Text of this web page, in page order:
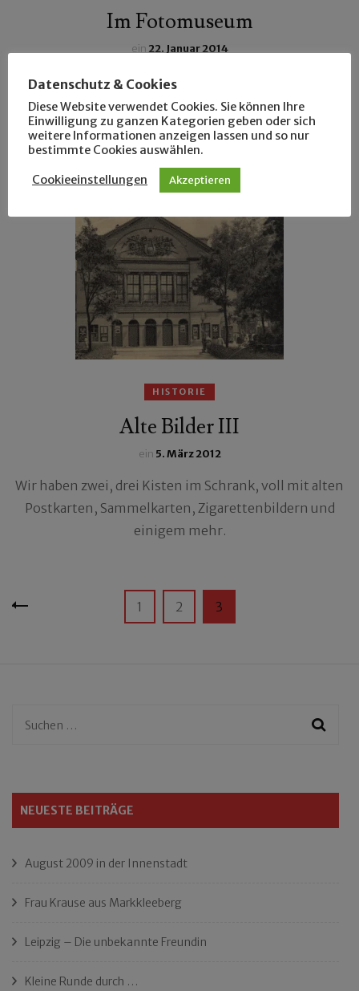
Im Fotomuseum
ein 22. Januar 2014
Herrliche Hinterhofszenen und Omis im
Hochhauscafé begeisterten uns im Fotomuseum auf
der Agra, das mit und ohne Günter Rösslers
Aktaufnahmen ein lohnendes Ziel ist.
HISTORIE
Alte Bilder III
ein 5. März 2012
Wir haben zwei, drei Kisten im Schrank, voll mit alten
Postkarten, Sammelkarten, Zigarettenbildern und
einigem mehr.
Seitennummerierung
Seite
1 Seite
2 Seite
3
Suchen
NEUESTE BEITRÄGE
August 2009 in der Innenstadt
Frau Krause aus Markkleeberg
Leipzig – Die unbekannte Freundin
Kleine Runde durch …
Datenschutz & Cookies
Diese Website verwendet Cookies. Sie können Ihre
Einwilligung zu ganzen Kategorien geben oder sich
weitere Informationen anzeigen lassen und so nur
bestimmte Cookies auswählen.
Cookieeinstellungen Akzeptieren